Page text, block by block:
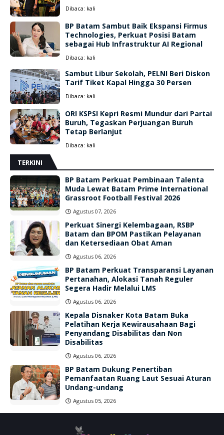
Dibaca: kali
BP Batam Sambut Baik Ekspansi Firmus
Technologies, Perkuat Posisi Batam
sebagai Hub Infrastruktur AI Regional
Dibaca: kali
Sambut Libur Sekolah, PELNI Beri Diskon
Tarif Tiket Kapal Hingga 30 Persen
Dibaca: kali
ORI KSPSI Kepri Resmi Mundur dari Partai
Buruh, Tegaskan Perjuangan Buruh
Tetap Berlanjut
Dibaca: kali
TERKINI
BP Batam Perkuat Pembinaan Talenta
Muda Lewat Batam Prime International
Grassroot Football Festival 2026
Agustus 07, 2026
Perkuat Sinergi Kelembagaan, RSBP
Batam dan BPOM Pastikan Pelayanan
dan Ketersediaan Obat Aman
Agustus 06, 2026
BP Batam Perkuat Transparansi Layanan
Pertanahan, Alokasi Tanah Reguler
Segera Hadir Melalui LMS
Agustus 06, 2026
Kepala Disnaker Kota Batam Buka
Pelatihan Kerja Kewirausahaan Bagi
Penyandang Disabilitas dan Non
Disabilitas
Agustus 06, 2026
BP Batam Dukung Penertiban
Pemanfaatan Ruang Laut Sesuai Aturan
Undang-undang
Agustus 05, 2026